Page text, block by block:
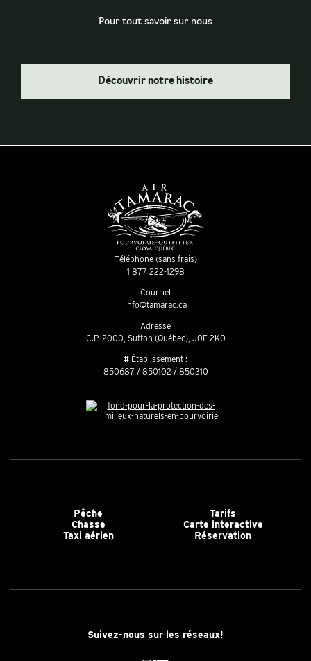
Pour tout savoir sur nous
Découvrir notre histoire
Téléphone (sans frais)
1 877 222-1298
Courriel
info@tamarac.ca
Adresse
C.P. 2000, Sutton (Québec), J0E 2K0
# Établissement :
850687 / 850102 / 850310
Pêche
Tarifs
Chasse
Carte interactive
Taxi aérien
Réservation
Suivez-nous sur les réseaux!